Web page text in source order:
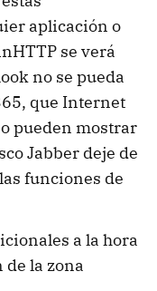
aplicación o
se verá
no se pueda
que Internet
pueden mostrar
Jabber deje de
funciones de
a la hora
la zona